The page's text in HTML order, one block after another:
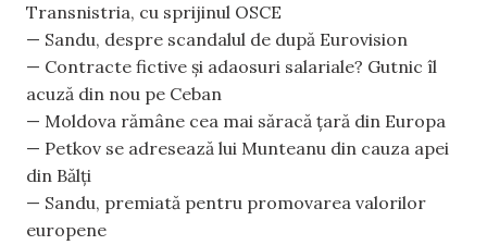
Transnistria, cu sprijinul OSCE
— Sandu, despre scandalul de după Eurovision
— Contracte fictive și adaosuri salariale? Gutnic îl
acuză din nou pe Ceban
— Moldova rămâne cea mai săracă țară din Europa
— Petkov se adresează lui Munteanu din cauza apei
din Bălți
— Sandu, premiată pentru promovarea valorilor
europene